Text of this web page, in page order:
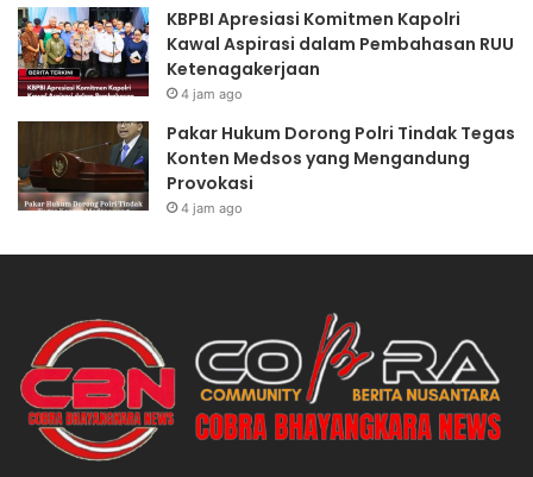
KBPBI Apresiasi Komitmen Kapolri
Kawal Aspirasi dalam Pembahasan RUU
Ketenagakerjaan
4 jam ago
Pakar Hukum Dorong Polri Tindak Tegas
Konten Medsos yang Mengandung
Provokasi
4 jam ago